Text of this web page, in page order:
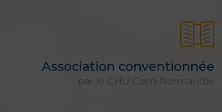
Association conventionnée
par le CHU Caen Normandie